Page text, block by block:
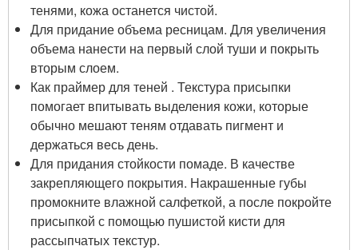
тенями, кожа останется чистой.
Для придание объема ресницам. Для увеличения
объема нанести на первый слой туши и покрыть
вторым слоем.
Как праймер для теней . Текстура присыпки
помогает впитывать выделения кожи, которые
обычно мешают теням отдавать пигмент и
держаться весь день.
Для придания стойкости помаде. В качестве
закрепляющего покрытия. Накрашенные губы
промокните влажной салфеткой, а после покройте
присыпкой с помощью пушистой кисти для
рассыпчатых текстур.